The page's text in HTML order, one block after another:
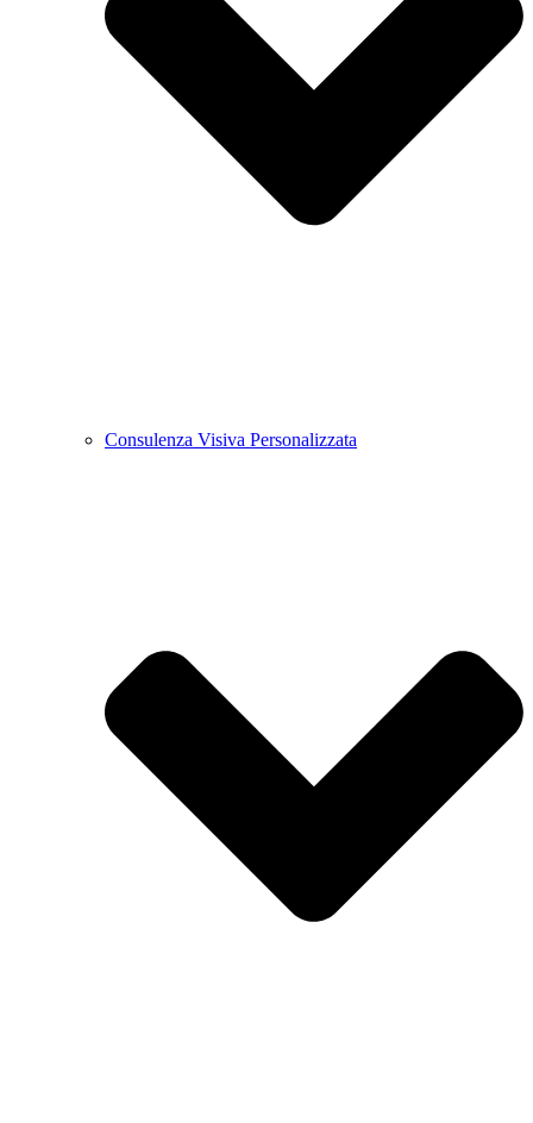
Consulenza Visiva Personalizzata